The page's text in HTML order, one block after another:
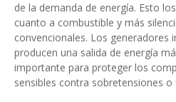
de la demanda de energía. Esto
cuanto a combustible y más
convencionales. Los generadores
producen una salida de energía
importante para proteger los
sensibles contra sobretensiones